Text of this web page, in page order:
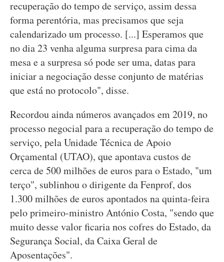
recuperação do tempo de serviço, assim dessa
forma perentória, mas precisamos que seja
calendarizado um processo. [...] Esperamos que
no dia 23 venha alguma surpresa para cima da
mesa e a surpresa só pode ser uma, datas para
iniciar a negociação desse conjunto de matérias
que está no protocolo", disse.
Recordou ainda números avançados em 2019, no
processo negocial para a recuperação do tempo de
serviço, pela Unidade Técnica de Apoio
Orçamental (UTAO), que apontava custos de
cerca de 500 milhões de euros para o Estado, "um
terço", sublinhou o dirigente da Fenprof, dos
1.300 milhões de euros apontados na quinta-feira
pelo primeiro-ministro António Costa, "sendo que
muito desse valor ficaria nos cofres do Estado, da
Segurança Social, da Caixa Geral de
Aposentações".